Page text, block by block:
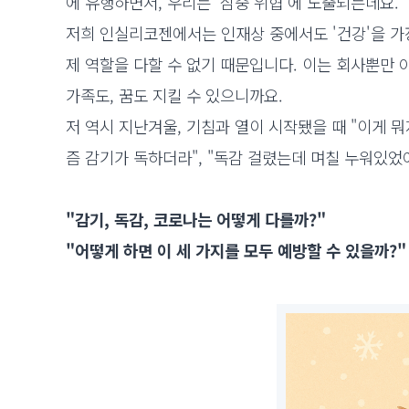
저희 인실리코젠에서는 인재상 중에서도 '건강'을
제 역할을 다할 수 없기 때문입니다. 이는 회사뿐만
가족도, 꿈도 지킬 수 있으니까요.
저 역시 지난겨울, 기침과 열이 시작됐을 때 "이게
즘 감기가 독하더라", "독감 걸렸는데 며칠 누워있
"감기, 독감, 코로나는 어떻게 다를까?"
"어떻게 하면 이 세 가지를 모두 예방할 수 있을까?"